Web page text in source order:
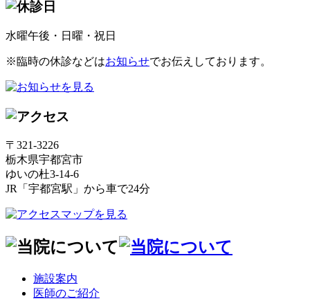
水曜午後・日曜・祝日
※臨時の休診などはお知らせでお伝えしております。
〒321-3226
栃木県宇都宮市
ゆいの杜3-14-6
JR「宇都宮駅」から車で24分
施設案内
医師のご紹介